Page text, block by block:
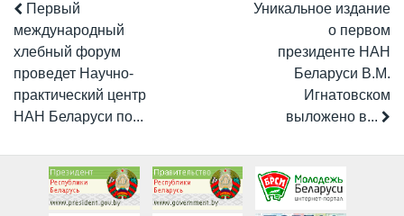
Первый
международный
хлебный форум
проведет Научно-
практический центр
НАН Беларуси по...
Уникальное издание
о первом
президенте НАН
Беларуси В.М.
Игнатовском
выложено в...